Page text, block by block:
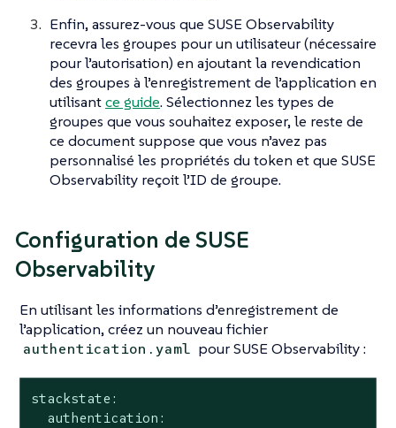
Enfin, assurez-vous que SUSE Observability
recevra les groupes pour un utilisateur (nécessaire
pour l’autorisation) en ajoutant la revendication
des groupes à l’enregistrement de l’application en
utilisantce guide. Sélectionnez les types de
groupes que vous souhaitez exposer, le reste de
ce document suppose que vous n’avez pas
personnalisé les propriétés du token et que SUSE
Observability reçoit l’ID de groupe.
Configuration de SUSE
Observability
En utilisant les informations d’enregistrement de
l’application, créez un nouveau fichier
authentication.yaml pour SUSE Observability :
stackstate:
  authentication: